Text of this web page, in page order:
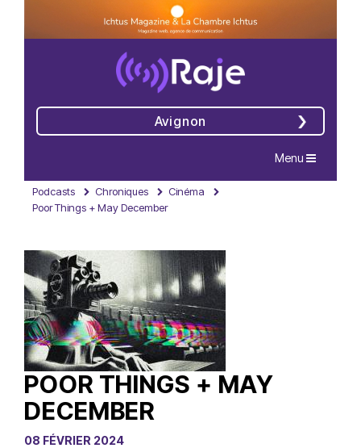
Avignon
Navigation
Menu
Podcasts Chroniques
Cinéma
Poor Things + May December
POOR THINGS + MAY
DECEMBER
08 FÉVRIER 2024